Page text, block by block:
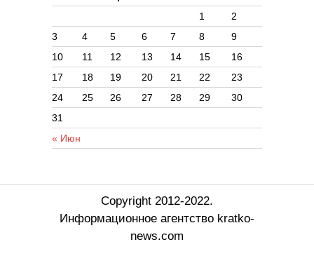
« Июн
1
2
3
4 5 6 7 8
9
10
11 12 13 14 15
16
17
18 19 20 21 22
23
24
25 26 27 28 29
30
31
Copyright 2012-2022.
Информационное агентство kratko-
news.com